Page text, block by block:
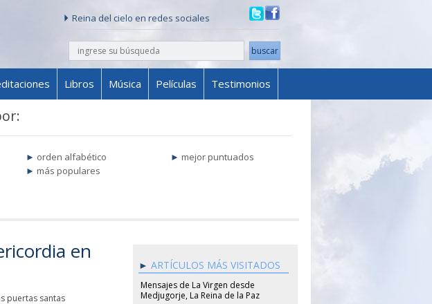
Reina del cielo en redes sociales
buscar
Libros Música Películas Testimonios
orden alfabético
más populares
mejor puntuados
en
puertas santas
ARTÍCULOS MÁS VISITADOS
Mensajes de La Virgen desde
Medjugorje, La Reina de la Paz